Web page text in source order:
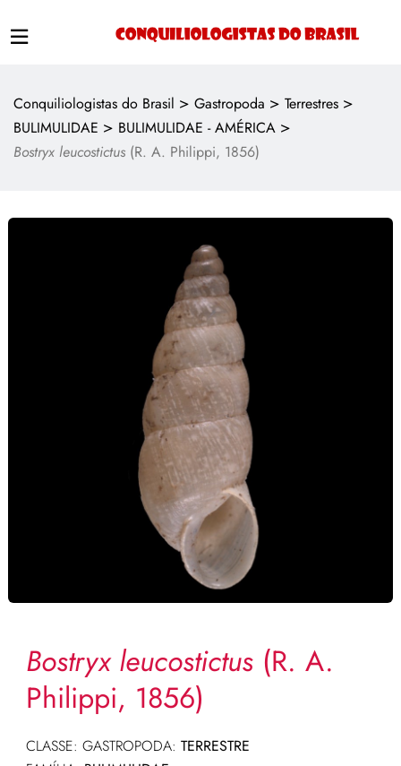
Conquiliologistas do Brasil > Gastropoda > Terrestres >
BULIMULIDAE > BULIMULIDAE - AMÉRICA >
Bostryx leucostictus (R. A. Philippi, 1856)
Bostryx leucostictus(R. A.
Philippi, 1856)
CLASSE: GASTROPODA: TERRESTRE